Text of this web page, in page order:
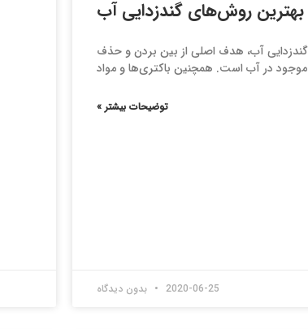
بهترين روش‌های گندزدايی آب
گندزدایی آب، هدف اصلی از بین بردن و حذف
موجود در آب است. همچنین باكتری‌ها و مواد
توضیحات بیشتر »
2020-06-25 بدون دیدگاه